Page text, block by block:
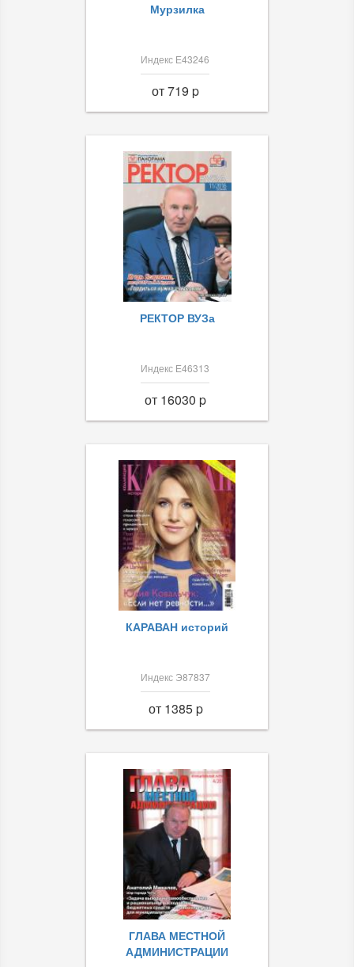
Мурзилка
Индекс Е43246
от 719 p
РЕКТОР ВУЗа
Индекс Е46313
от 16030 p
КАРАВАН историй
Индекс Э87837
от 1385 p
ГЛАВА МЕСТНОЙ
АДМИНИСТРАЦИИ